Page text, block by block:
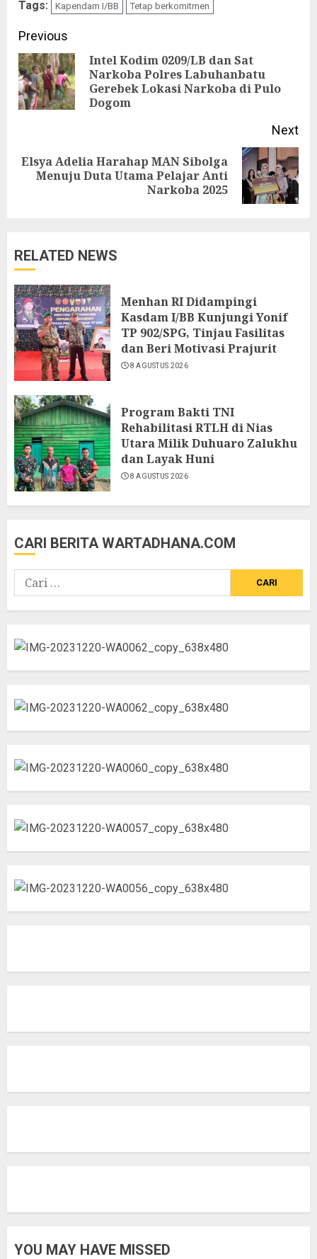
Tags: Kapendam I/BB Tetap berkomitmen
Continue
Reading
Previous
Intel Kodim 0209/LB dan Sat
Narkoba Polres Labuhanbatu
Gerebek Lokasi Narkoba di Pulo
Dogom
Next
Next
Elsya Adelia Harahap MAN Sibolga
Menuju Duta Utama Pelajar Anti
Narkoba 2025
RELATED NEWS
Menhan RI Didampingi
Kasdam I/BB Kunjungi Yonif
TP 902/SPG, Tinjau Fasilitas
dan Beri Motivasi Prajurit
8 AGUSTUS 2026
Program Bakti TNI
Rehabilitasi RTLH di Nias
Utara Milik Duhuaro Zalukhu
dan Layak Huni
8 AGUSTUS 2026
CARI BERITA WARTADHANA.COM
Cari
untuk:
YOU MAY HAVE MISSED